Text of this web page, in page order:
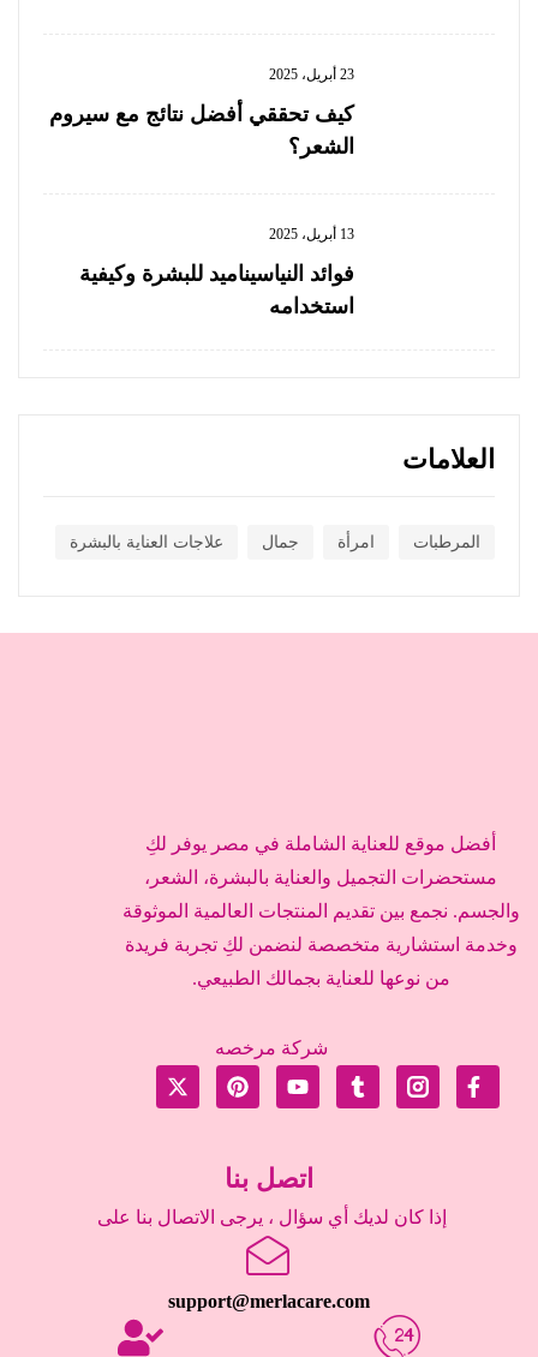
23 أبريل، 2025
كيف تحققي أفضل نتائج مع سيروم
الشعر؟
13 أبريل، 2025
فوائد النياسيناميد للبشرة وكيفية
استخدامه
العلامات
المرطبات امرأة جمال علاجات العناية بالبشرة
أفضل موقع للعناية الشاملة في مصر يوفر لكِ
مستحضرات التجميل والعناية بالبشرة، الشعر،
والجسم. نجمع بين تقديم المنتجات العالمية الموثوقة
وخدمة استشارية متخصصة لنضمن لكِ تجربة فريدة
من نوعها للعناية بجمالك الطبيعي.
شركة مرخصه
اتصل بنا
إذا كان لديك أي سؤال ، يرجى الاتصال بنا على
support@merlacare.com